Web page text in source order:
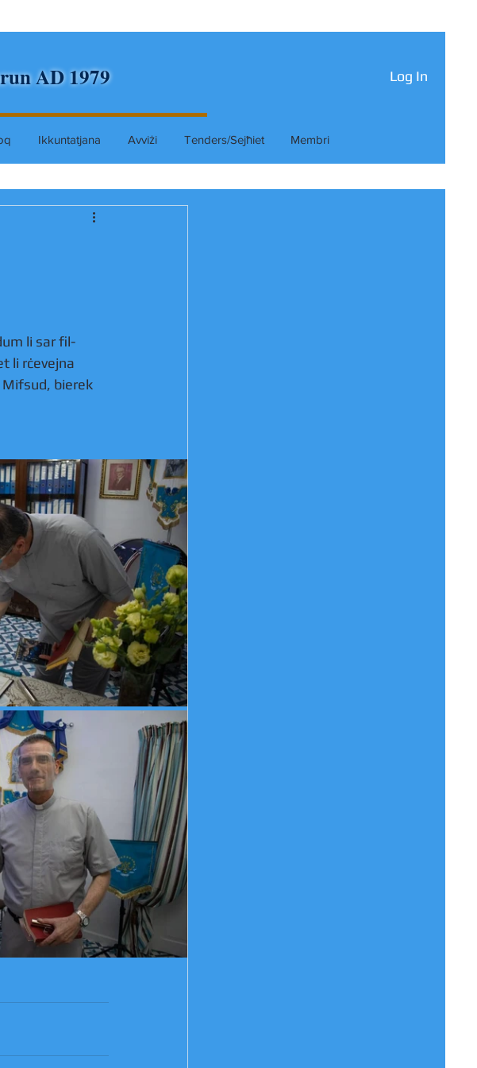
Log In
AD 1979
Ikkuntatjana Avviżi Tenders/Sejħiet Membri
li sar fil-
li rċevejna
bierek